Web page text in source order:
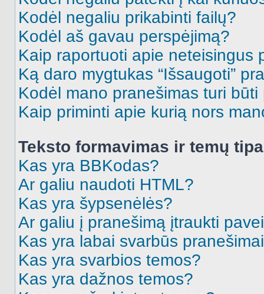
Kodėl negaliu prikabinti failų?
Kodėl aš gavau perspėjimą?
Kaip raportuoti apie neteisingus
Ką daro mygtukas “Išsaugoti”
Kodėl mano pranešimas turi būti
Kaip priminti apie kurią nors
Teksto formavimas ir temų
Kas yra BBKodas?
Ar galiu naudoti HTML?
Kas yra šypsenėlės?
Ar galiu į pranešimą įtraukti
Kas yra labai svarbūs
Kas yra svarbios temos?
Kas yra dažnos temos?